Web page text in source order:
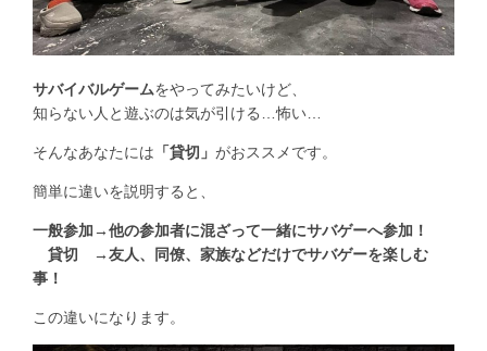
サバイバルゲームをやってみたいけど、
知らない人と遊ぶのは気が引ける…怖い…
そんなあなたには 「貸切」がおススメです。
簡単に違いを説明すると、
一般参加→他の参加者に混ざって一緒にサバゲーへ参加！
貸切 →友人、同僚、家族などだけでサバゲーを楽しむ
事！
この違いになります。